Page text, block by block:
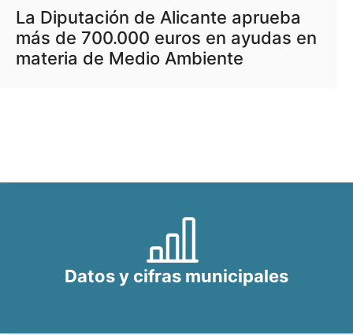
La Diputación de Alicante aprueba
más de 700.000 euros en ayudas en
materia de Medio Ambiente
Datos y cifras municipales